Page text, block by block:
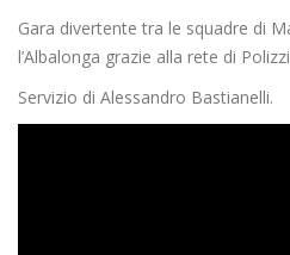
Gara divertente tra le squadre di
l’Albalonga grazie alla rete di
Servizio di Alessandro Bastianelli.